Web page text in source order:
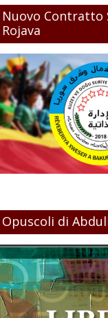
Nuovo Contratto
Rojava
Opuscoli di